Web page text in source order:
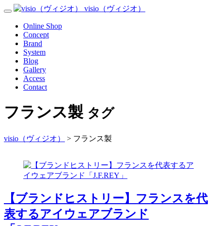
Skip
content
Toggle
Navigation
visio（ヴィジオ）
Menu
Online Shop
Concept
Brand
System
Blog
Gallery
Access
Contact
フランス製 タグ
visio（ヴィジオ） > フランス製
【ブランドヒストリー】フランスを代
表するアイウェアブランド